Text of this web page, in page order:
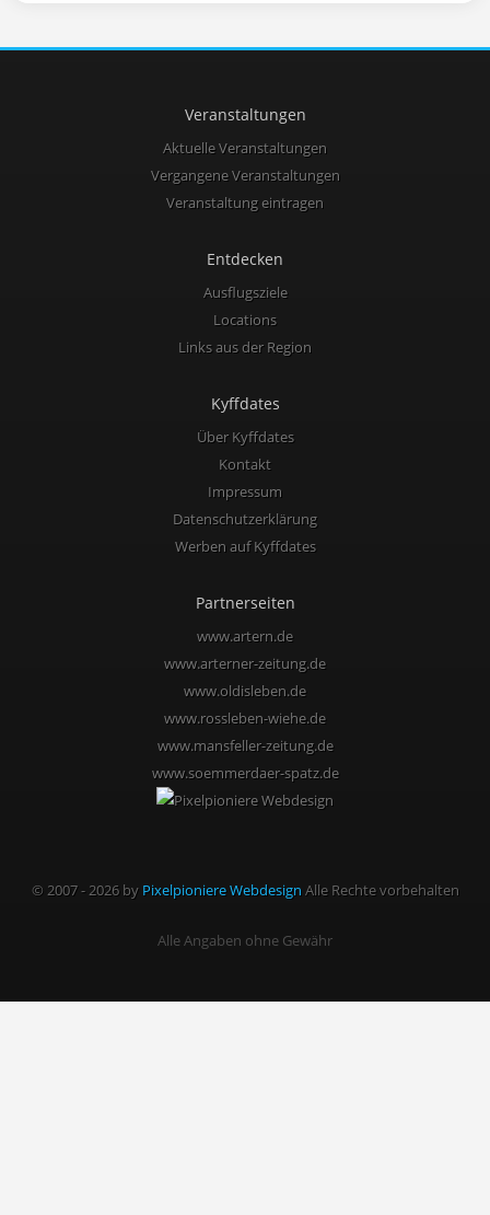
Veranstaltungen
Aktuelle Veranstaltungen
Vergangene Veranstaltungen
Veranstaltung eintragen
Entdecken
Ausflugsziele
Locations
Links aus der Region
Kyffdates
Über Kyffdates
Kontakt
Impressum
Datenschutzerklärung
Werben auf Kyffdates
Partnerseiten
www.artern.de
www.arterner-zeitung.de
www.oldisleben.de
www.rossleben-wiehe.de
www.mansfeller-zeitung.de
www.soemmerdaer-spatz.de
© 2007 - 2026 by Pixelpioniere Webdesign Alle Rechte vorbehalten
Alle Angaben ohne Gewähr